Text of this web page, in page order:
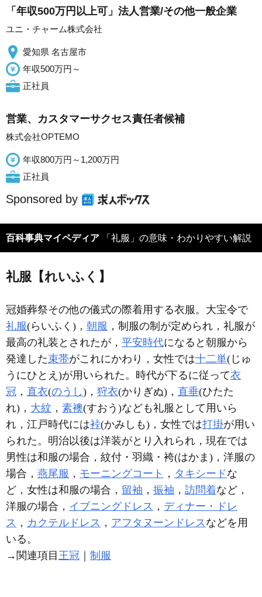
「年収500万円以上可」法人営業/その他一般企業
ユニ・チャーム株式会社
愛知県 名古屋市
年収500万円～
正社員
営業、カスタマーサクセス責任者候補
株式会社OPTEMO
年収800万円～1,200万円
正社員
Sponsored by
百科事典マイペディア 「礼服」の意味・わかりやすい解説
礼服【れいふく】
冠婚葬祭その他の儀式の際着用する衣服。大宝令で
礼服(らいふく)， 朝服 ，制服の制が定められ，礼服が
最高の礼装とされたが， 平安時代になると朝服から
発達した束帯がこれにかわり，女性では十二単(じゅ
うにひとえ)が用いられた。時代が下るに従って衣
冠 ， 直衣(のうし)， 狩衣(かりぎぬ)， 直垂(ひたた
れ)， 大紋 ， 素襖(すおう)なども礼服として用いら
れ，江戸時代には裃(かみしも)，女性では打掛が用い
られた。明治以後は洋装がとり入れられ，現在では
男性は和服の場合，紋付・羽織・袴(はかま)，洋服の
場合， 燕尾服 ， モーニングコート ， タキシードな
ど，女性は和服の場合， 留袖 ， 振袖 ， 訪問着など，
洋服の場合， イブニングドレス ， ディナー・ドレ
ス ， カクテルドレス ， アフタヌーンドレスなどを用
いる。
→関連項目 王冠 制服